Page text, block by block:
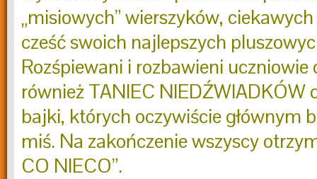
„misiowych” wierszyków,
cześć swoich najlepszych
Rozśpiewani i rozbawieni uczniowie
również TANIEC NIEDŹWIADKÓW
bajki, których oczywiście głównym
miś. Na zakończenie wszyscy
CO NIECO”.